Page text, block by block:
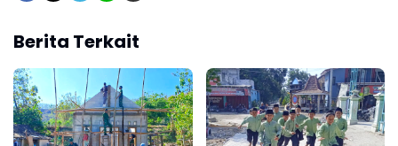
Berita Terkait